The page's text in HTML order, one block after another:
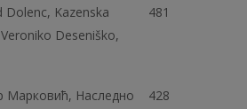
Dolenc, Kazenska
Deseniško,
481
Марковић, Наследно
428